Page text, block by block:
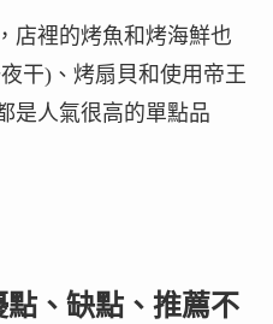
店裡的烤魚和烤海鮮也
干)、烤扇貝和使用帝王
是人氣很高的單點品
、缺點、推薦不